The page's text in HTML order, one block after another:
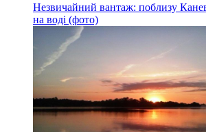
Незвичайний вантаж: поблизу
на воді (фото)